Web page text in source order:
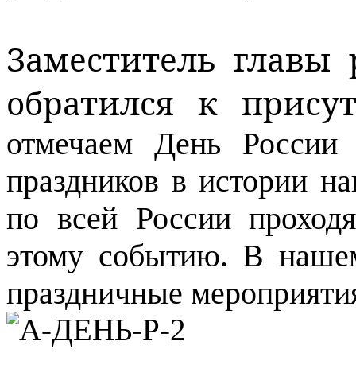
Заместитель
обратился к
отмечаем День
праздников в истории
по всей России
этому событию. В
праздничные